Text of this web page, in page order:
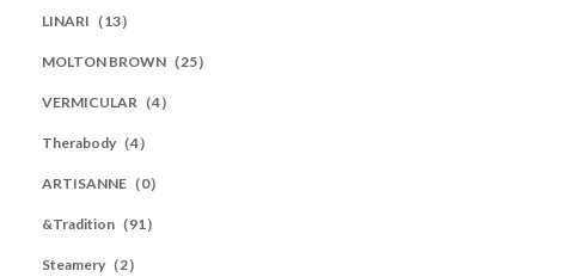
LINARI（13）
MOLTON BROWN（25）
VERMICULAR（4）
Therabody（4）
ARTISANNE（0）
&Tradition（91）
Steamery（2）